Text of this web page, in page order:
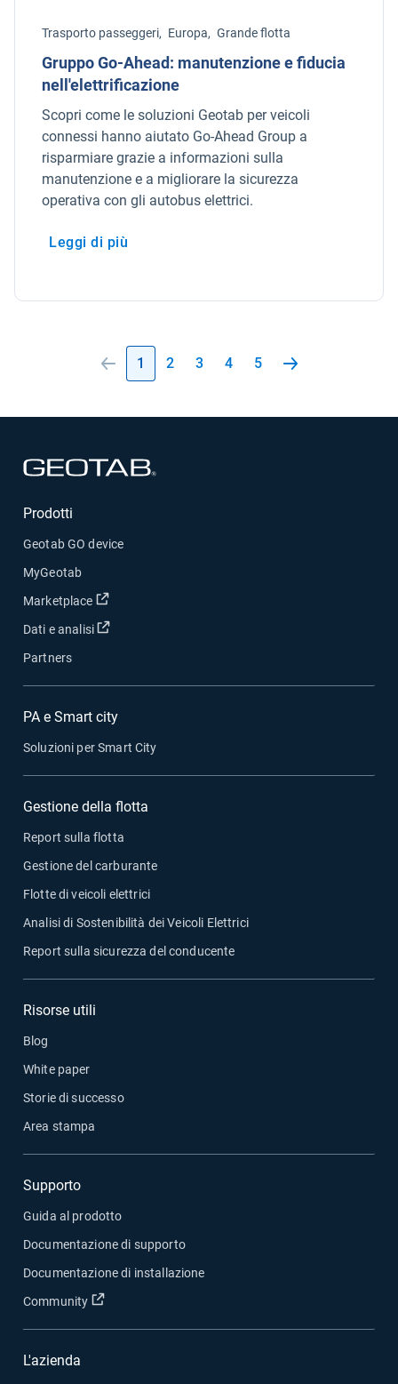
Trasporto passeggeri, Europa, Grande flotta
Gruppo Go-Ahead: manutenzione e fiducia
nell'elettrificazione
Scopri come le soluzioni Geotab per veicoli
connessi hanno aiutato Go-Ahead Group a
risparmiare grazie a informazioni sulla
manutenzione e a migliorare la sicurezza
operativa con gli autobus elettrici.
Leggi di più
1 2 3 4 5
Prodotti
Geotab GO device
MyGeotab
Marketplace
Apri in una nuova finestra
Dati e analisi Apri in una nuova finestra
Partners
PA e Smart city
Soluzioni per Smart City
Gestione della flotta
Report sulla flotta
Gestione del carburante
Flotte di veicoli elettrici
Analisi di Sostenibilità dei Veicoli Elettrici
Report sulla sicurezza del conducente
Risorse utili
Blog
White paper
Storie di successo
Area stampa
Supporto
Guida al prodotto
Documentazione di supporto
Documentazione di installazione
Community
Apri in una nuova finestra
L'azienda